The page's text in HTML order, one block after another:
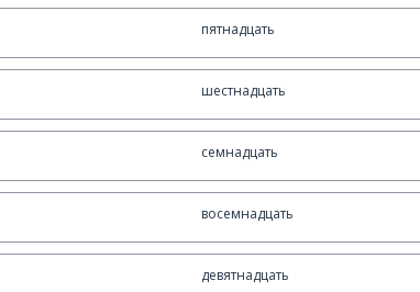
пятнадцать
шестнадцать
семнадцать
восемнадцать
девятнадцать